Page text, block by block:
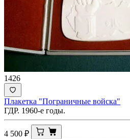
1426
Плакетка "Пограничные войска"
ГДР. 1960-е годы.
4 500 ₽